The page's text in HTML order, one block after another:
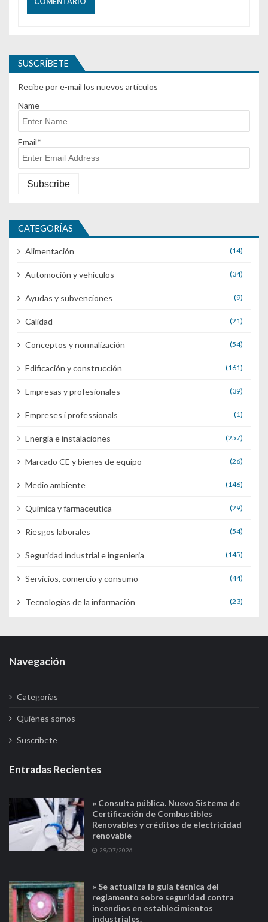
SUSCRÍBETE
Recibe por e-mail los nuevos artículos
Name
Email*
CATEGORÍAS
Alimentación (14)
Automoción y vehículos (34)
Ayudas y subvenciones (9)
Calidad (21)
Conceptos y normalización (54)
Edificación y construcción (161)
Empresas y profesionales (39)
Empreses i professionals (1)
Energía e instalaciones (257)
Marcado CE y bienes de equipo (26)
Medio ambiente (146)
Química y farmaceutica (29)
Riesgos laborales (54)
Seguridad industrial e ingenieria (145)
Servicios, comercio y consumo (44)
Tecnologías de la información (23)
Navegación
Categorías
Quiénes somos
Suscríbete
Entradas Recientes
» Consulta pública. Nuevo Sistema de
Certificación de Combustibles
Renovables y créditos de electricidad
renovable
29/07/2026
» Se actualiza la guía técnica del
reglamento sobre seguridad contra
incendios en establecimientos
industriales.